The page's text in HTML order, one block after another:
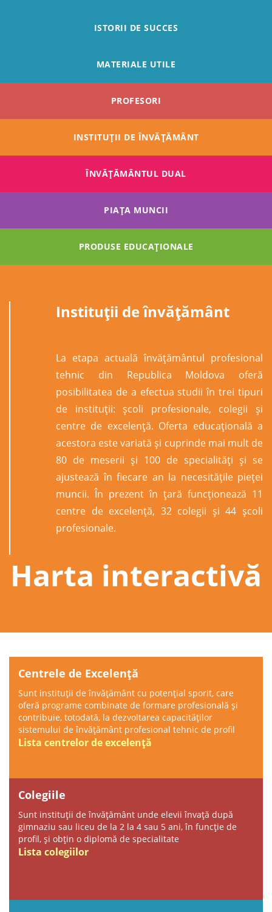
ISTORII DE SUCCES
MATERIALE UTILE
PROFESORI
INSTITUȚII DE ÎNVĂȚĂMÂNT
ÎNVĂŢĂMÂNTUL DUAL
PIAȚA MUNCII
PRODUSE EDUCAȚIONALE
Instituții de învățământ
La etapa actuală învăţământul profesional
tehnic din Republica Moldova oferă
posibilitatea de a efectua studii în trei tipuri
de instituții: şcoli profesionale, colegii şi
centre de excelenţă. Oferta educațională a
acestora este variată și cuprinde mai mult de
80 de meserii și 100 de specialități și se
ajustează în fiecare an la necesitățile pieței
muncii. În prezent în țară funcționează 11
centre de excelență, 32 colegii și 44 școli
profesionale.
Harta interactivă
Centrele de Excelență
Sunt instituții de învățământ cu potenţial sporit, care
oferă programe combinate de formare profesională și
contribuie, totodată, la dezvoltarea capacităţilor
sistemului de învăţământ profesional tehnic de profil
Lista centrelor de excelență
Colegiile
Sunt instituții de învățământ unde elevii învață după
gimnaziu sau liceu de la 2 la 4 sau 5 ani, în funcție de
profil, și obțin o diplomă de specialitate
Lista colegiilor